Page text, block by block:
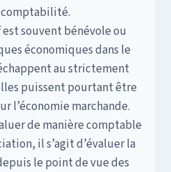
souvent bénévole ou
économiques dans le
au strictement
puissent pourtant être
l’économie marchande.
de manière comptable
il s’agit d’évaluer la
le point de vue des